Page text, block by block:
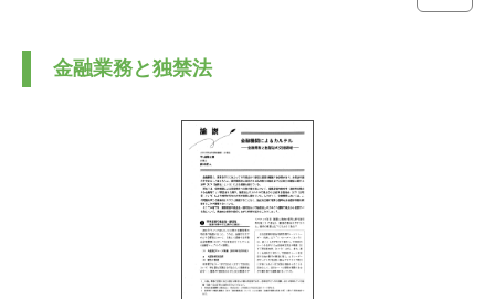
金融業務と独禁法